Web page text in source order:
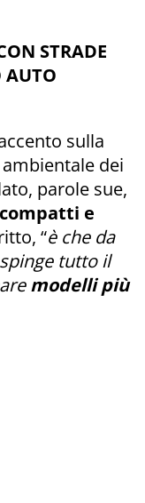
STRADE
AUTO
sulla
dei
parole sue,
e
“è che da
tutto il
modelli più